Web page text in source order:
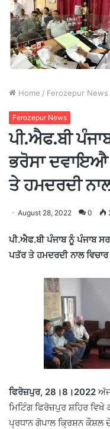
Home / Ferozepur News
Ferozepur News
ਪੀ.ਐਫ.ਬੀ
ਭਰੋਸਾ ਦਵਾਇਆੈ
ਤੇ ਹਮਦਰਦੀ
August 28, 2022 0
ਪੀ.ਐਫ.ਬੀ ਪੰਜਾਬ ਨੂੰ ਪੰਜਾਬ
ਪਤੱਰ ਤੇ ਹਮਦਰਦੀ ਨਾਲ ਵਿਚਾਰ
ਫਿਰੋਜ਼ਪੁਰ, 28।8।2022 ਅੱਜ
ਮਿਟਿੰਗ ਫਿਰੋਜ਼ਪੁਰ ਸ਼ਹਿਰ ਵਿਖੇ
ਪ੍ਰਧਾਨ ਗੋਪਾਲ ਕ੍ਰਿਸ਼ਨ ਕੌਸ਼ਲ